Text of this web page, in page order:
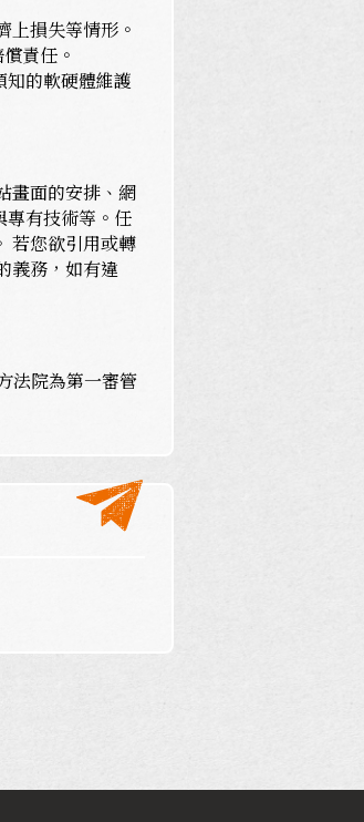
上損失等情形。
責任。
的軟硬體維護
畫面的安排、網
專有技術等。任
若您欲引用或轉
義務，如有違
法院為第一審管